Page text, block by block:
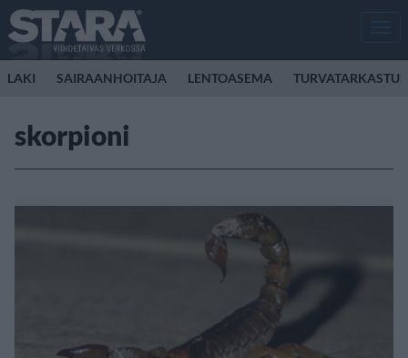
LAKI SAIRAANHOITAJA LENTOASEMA TURVATARKASTUS
skorpioni